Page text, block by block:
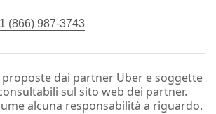
1 (866) 987-3743
dai partner Uber e soggette
sul sito web dei partner.
alcuna responsabilità a riguardo.